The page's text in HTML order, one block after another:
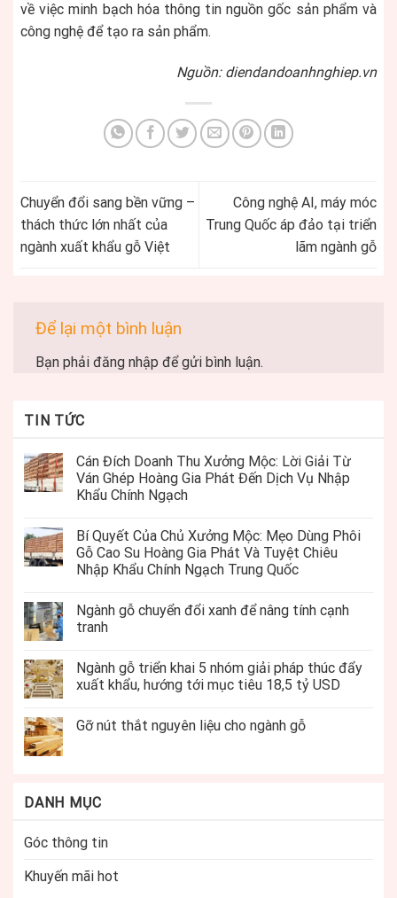
về việc minh bạch hóa thông tin nguồn gốc sản phẩm và
công nghệ để tạo ra sản phẩm.
Nguồn: diendandoanhnghiep.vn
Chuyển đổi sang bền vững –
thách thức lớn nhất của
ngành xuất khẩu gỗ Việt
Công nghệ AI, máy móc
Trung Quốc áp đảo tại triển
lãm ngành gỗ
Để lại một bình luận
Bạn phải đăng nhập để gửi bình luận.
TIN TỨC
Cán Đích Doanh Thu Xưởng Mộc: Lời Giải Từ
Ván Ghép Hoàng Gia Phát Đến Dịch Vụ Nhập
Khẩu Chính Ngạch
Bí Quyết Của Chủ Xưởng Mộc: Mẹo Dùng Phôi
Gỗ Cao Su Hoàng Gia Phát Và Tuyệt Chiêu
Nhập Khẩu Chính Ngạch Trung Quốc
Ngành gỗ chuyển đổi xanh để nâng tính cạnh
tranh
Ngành gỗ triển khai 5 nhóm giải pháp thúc đẩy
xuất khẩu, hướng tới mục tiêu 18,5 tỷ USD
Gỡ nút thắt nguyên liệu cho ngành gỗ
DANH MỤC
Góc thông tin
Khuyến mãi hot